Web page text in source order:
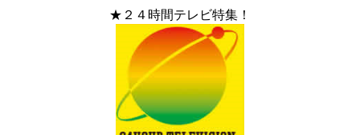
★２４時間テレビ特集！